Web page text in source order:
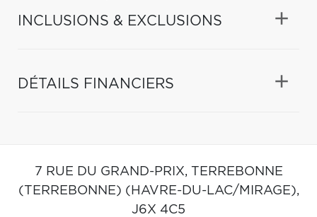
INCLUSIONS & EXCLUSIONS
DÉTAILS FINANCIERS
7 RUE DU GRAND-PRIX, TERREBONNE
(TERREBONNE) (HAVRE-DU-LAC/MIRAGE),
J6X 4C5